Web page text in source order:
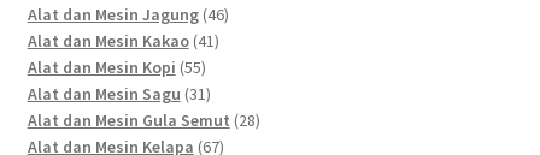
Alat dan Mesin Jagung 4646
Alat dan Mesin Kakao 4141
Alat dan Mesin Kopi 5555
products
Alat dan Mesin Sagu 3131
products
Alat dan Mesin Gula Semut 2828
Alat dan Mesin Kelapa 6767